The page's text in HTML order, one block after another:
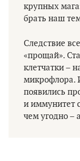
крупных
брать наш
Следствие
«прощай».
клетчатки –
микрофлора.
появились
и иммунитет
чем угодно –